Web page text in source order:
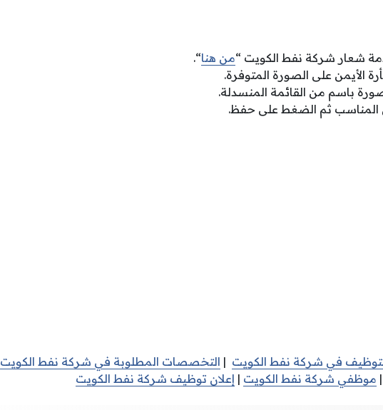
شعار شركة نفط الكويت “من هنا“.
الأيمن على الصورة المتوفرة.
باسم من القائمة المنسدلة.
المناسب ثم الضغط على حفظ.
في شركة نفط الكويت | التخصصات المطلوبة في شركة نفط الكويت
| موظفي شركة نفط الكويت | إعلان توظيف شركة نفط الكويت